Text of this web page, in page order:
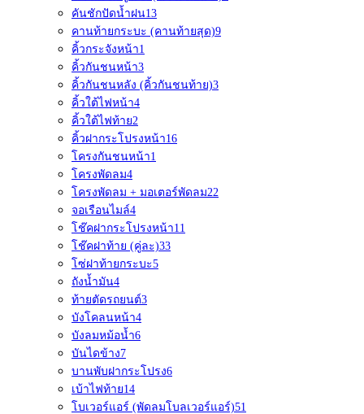
คันชักปัดน้ำฝน13
คานท้ายกระบะ (คานท้ายสุด)9
คิ้วกระจังหน้า1
คิ้วกันชนหน้า3
คิ้วกันชนหลัง (คิ้วกันชนท้าย)3
คิ้วใต้ไฟหน้า4
คิ้วใต้ไฟท้าย2
คิ้วฝากระโปรงหน้า16
โครงกันชนหน้า1
โครงพัดลม4
โครงพัดลม + มอเตอร์พัดลม22
จอเรือนไมล์4
โช๊คฝากระโปรงหน้า11
โช๊คฝาท้าย (คู่ละ)33
โซ่ฝาท้ายกระบะ5
ถังน้ำมัน4
ท้ายตัดรถยนต์3
บังโคลนหน้า4
บังลมหม้อน้ำ6
บันไดข้าง7
บานพับฝากระโปรง6
เบ้าไฟท้าย14
โบเวอร์แอร์ (พัดลมโบลเวอร์แอร์)51